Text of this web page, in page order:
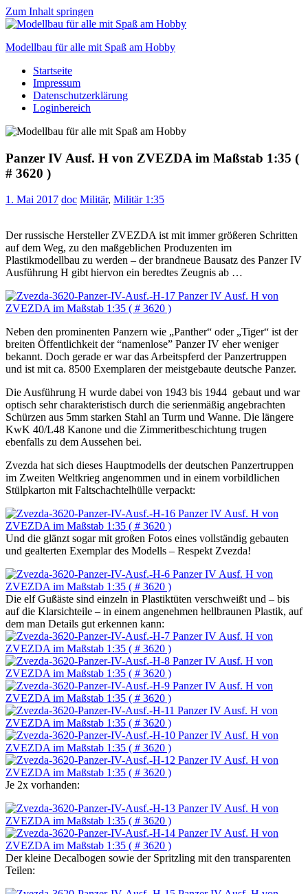
Zum Inhalt springen
Modellbau für alle mit Spaß am Hobby
Scale
modelling
to
Startseite
Impressum
Datenschutzerklärung
Loginbereich
Panzer IV Ausf. H von ZVEZDA im Maßstab 1:35 (
# 3620 )
1. Mai 2017 doc Militär, Militär 1:35
Der russische Hersteller ZVEZDA ist mit immer größeren Schritten
auf dem Weg, zu den maßgeblichen Produzenten im
Plastikmodellbau zu werden – der brandneue Bausatz des Panzer IV
Ausführung H gibt hiervon ein beredtes Zeugnis ab …
Neben den prominenten Panzern wie „Panther“ oder „Tiger“ ist der
breiten Öffentlichkeit der “namenlose” Panzer IV eher weniger
bekannt. Doch gerade er war das Arbeitspferd der Panzertruppen
und ist mit ca. 8500 Exemplaren der meistgebaute deutsche Panzer.
Die Ausführung H wurde dabei von 1943 bis 1944 gebaut und war
optisch sehr charakteristisch durch die serienmäßig angebrachten
Schürzen aus 5mm starken Stahl an Turm und Wanne. Die längere
KwK 40/L48 Kanone und die Zimmeritbeschichtung trugen
ebenfalls zu dem Aussehen bei.
Zvezda hat sich dieses Hauptmodells der deutschen Panzertruppen
im Zweiten Weltkrieg angenommen und in einem vorbildlichen
Stülpkarton mit Faltschachtelhülle verpackt:
Und die glänzt sogar mit großen Fotos eines vollständig gebauten
und gealterten Exemplar des Modells – Respekt Zvezda!
Die elf Gußäste sind einzeln in Plastiktüten verschweißt und – bis
auf die Klarsichteile – in einem angenehmen hellbraunen Plastik, auf
dem man Details gut erkennen kann:
Je 2x vorhanden:
Der kleine Decalbogen sowie der Spritzling mit den transparenten
Teilen: